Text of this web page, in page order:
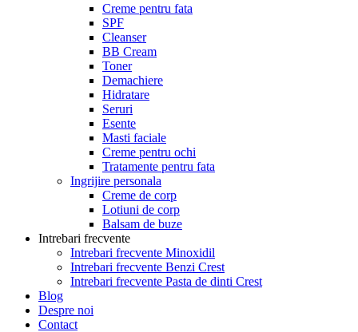
Creme pentru fata
SPF
Cleanser
BB Cream
Toner
Demachiere
Hidratare
Seruri
Esente
Masti faciale
Creme pentru ochi
Tratamente pentru fata
Ingrijire personala
Creme de corp
Lotiuni de corp
Balsam de buze
Intrebari frecvente
Intrebari frecvente Minoxidil
Intrebari frecvente Benzi Crest
Intrebari frecvente Pasta de dinti Crest
Blog
Despre noi
Contact